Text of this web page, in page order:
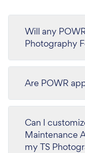
Will any
Photography
Are POWR
Can I
Maintenance
my TS